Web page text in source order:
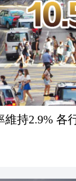
維持2.9% 各